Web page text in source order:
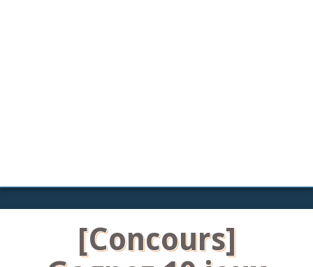
[Concours]